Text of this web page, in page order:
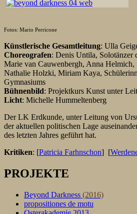
Fotos: Mario Perricone
Künstlerische Gesamtleitung: Ulla
Choreografen: Denis Untila, Solotänzer
Marie van Cauwenbergh, Anna Helmich,
Nathalie Holzki, Miriam Kaya,
Gymnasiums
Bühnenbild: Projektkurs Kunst unter
Licht: Michelle Hummeltenberg
Der LK Erdkunde, unter Leitung von
der aktuellen politischen Lage
des letzten Jahres geführt hat.
Kritiken: [Patricia Farhnschon] [
PROJEKTE
Beyond Darkness (2016)
propositiones de motu